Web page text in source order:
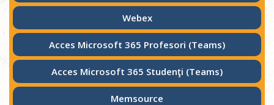
Webex
Acces Microsoft 365 Profesori (Teams)
Acces Microsoft 365 Studenţi (Teams)
Memsource